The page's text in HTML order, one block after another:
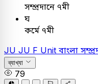
সম্প্রদানে ৭মী
ঘ
কর্মে ৭মী
JU JU F Unit বাংলা
ব্যাখ্যা
79